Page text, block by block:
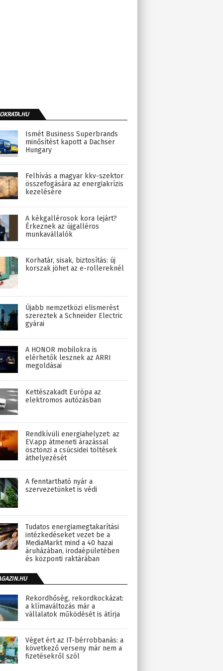
Ismét Business Superbrands
minősítést kapott a Dachser
Hungary
Felhívás a magyar kkv-szektor
összefogására az energiakrízis
kezelésére
A kékgallérosok kora lejárt?
Érkeznek az újgalléros
munkavállalók
Korhatár, sisak, biztosítás: új
korszak jöhet az e-rollereknél
Újabb nemzetközi elismerést
szereztek a Schneider Electric
gyárai
A HONOR mobilokra is
elérhetők lesznek az ARRI
megoldásai
Kettészakadt Európa az
elektromos autózásban
Rendkívüli energiahelyzet: az
EV.app átmeneti árazással
ösztönzi a csúcsidei töltések
áthelyezését
A fenntartható nyár a
szervezetünket is védi
Tudatos energiamegtakarítási
intézkedéseket vezet be a
MediaMarkt mind a 40 hazai
áruházában, irodaépületében
és központi raktárában
Rekordhőség, rekordkockázat:
a klímaváltozás már a
vállalatok működését is átírja
Véget ért az IT-bérrobbanás: a
következő verseny már nem a
fizetésekről szól